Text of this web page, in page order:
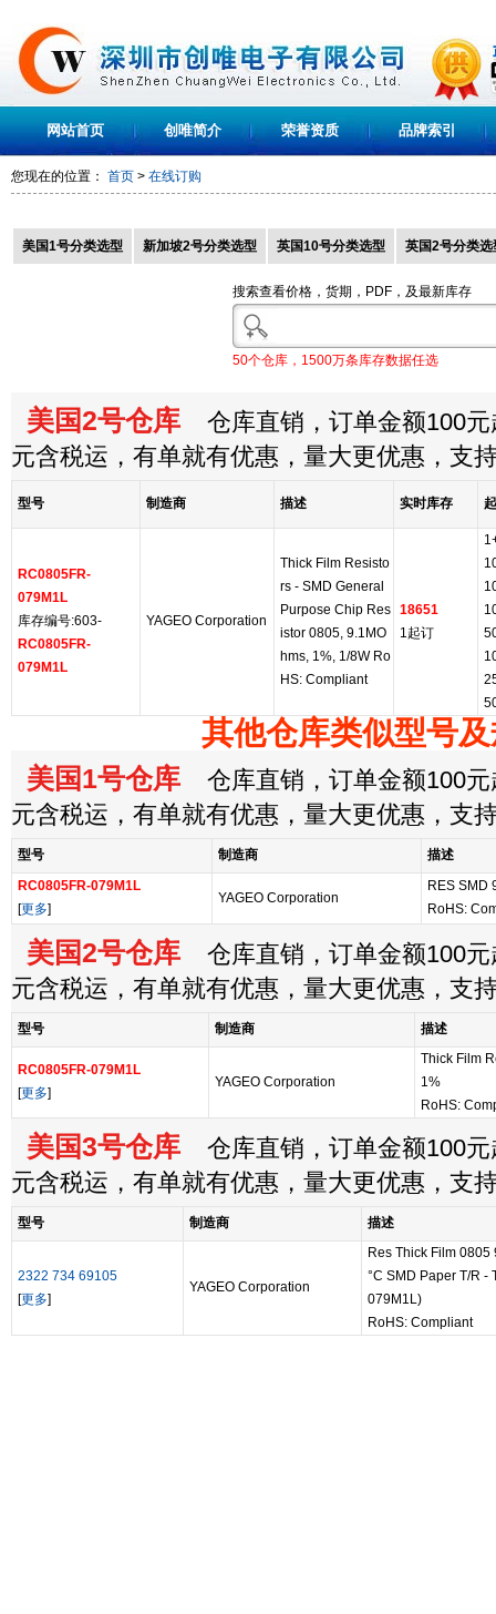
网站首页 创唯简介 荣誉资质 品牌索引
您现在的位置： 首页 > 在线订购
美国1号分类选型 新加坡2号分类选型 英国10号分类选型 英国2号分类选
搜索查看价格，货期，PDF，及最新库存
50个仓库，1500万条库存数据任选
美国2号仓库 仓库直销，订单金额100元
元含税运，有单就有优惠，量大更优惠，支
型号 制造商 描述 实时库存
RC0805FR-
079M1L
库存编号:603-
RC0805FR-
079M1L
YAGEO Corporation
Thick Film Resisto
rs - SMD General
Purpose Chip Res
istor 0805, 9.1MO
hms, 1%, 1/8W Ro
HS: Compliant
18651
1起订
其他仓库类似型号
美国1号仓库 仓库直销，订单金额100元
元含税运，有单就有优惠，量大更优惠，支
型号 制造商
描述
RC0805FR-079M1L
[更多]
YAGEO Corporation
RES SMD
RoHS:
美国2号仓库 仓库直销，订单金额100元
元含税运，有单就有优惠，量大更优惠，支
型号 制造商 描述
RC0805FR-079M1L
[更多]
YAGEO Corporation
Thick Film
1%
RoHS:
美国3号仓库 仓库直销，订单金额100元
元含税运，有单就有优惠，量大更优惠，支
型号 制造商 描述
2322 734 69105
[更多]
YAGEO Corporation
Res Thick Film
°C SMD Paper T/R -
079M1L)
RoHS: Compliant